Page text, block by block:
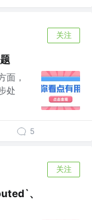
关注
面，
处
5
关注
、